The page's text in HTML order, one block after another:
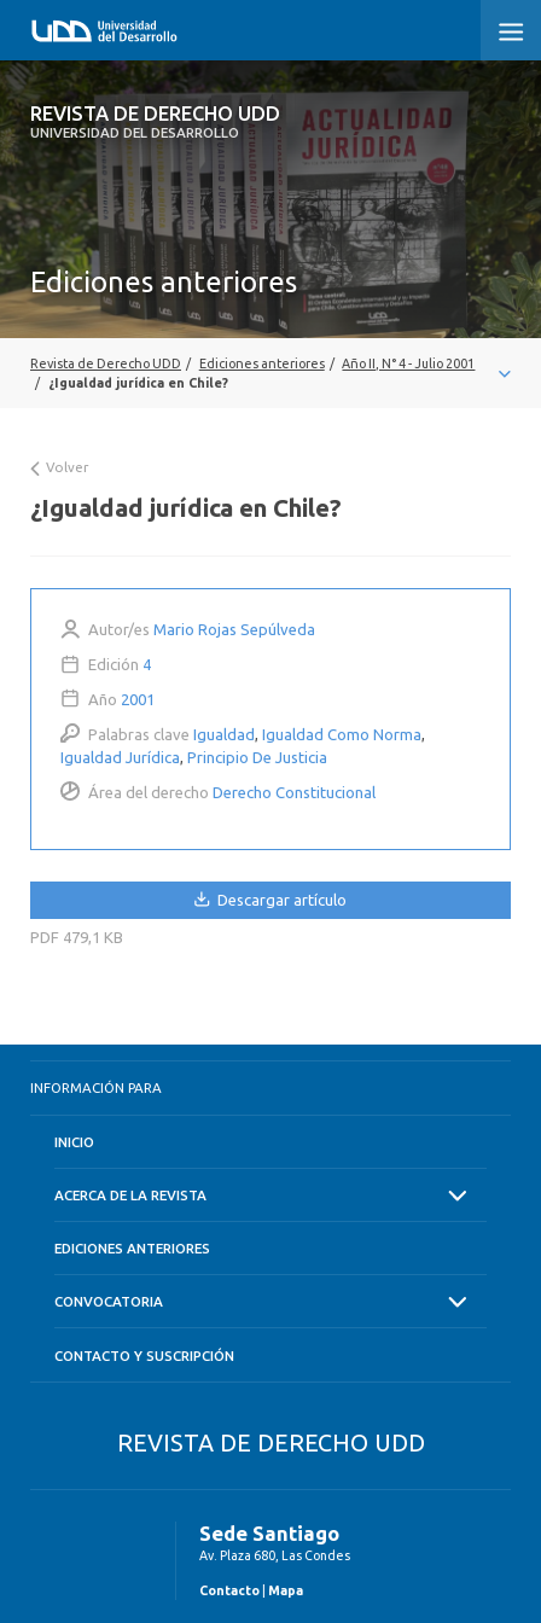
REVISTA DE DERECHO UDD
UNIVERSIDAD DEL DESARROLLO
REVISTA DE DERECHO UDD
INICIO
ACERCA DE LA REVISTA
EDICIONES ANTERIORES
CONVOCATORIA
CONTACTO Y SUSCRIPCIÓN
Ediciones anteriores
Revista de Derecho UDD / Ediciones anteriores / Año II, N° 4 - Julio 2001
/
¿Igualdad jurídica en Chile?
Volver
¿Igualdad jurídica en Chile?
Autor/es Mario Rojas Sepúlveda
Edición 4
Año 2001
Palabras clave Igualdad Igualdad Como Norma
Igualdad Jurídica ,Principio De Justicia
Área del derecho Derecho Constitucional
Descargar artículo
PDF 479,1 KB
INFORMACIÓN PARA
INICIO
ACERCA DE LA REVISTA
EDICIONES ANTERIORES
CONVOCATORIA
CONTACTO Y SUSCRIPCIÓN
REVISTA DE DERECHO UDD
Sede Santiago
Av. Plaza 680, Las Condes
Contacto Mapa